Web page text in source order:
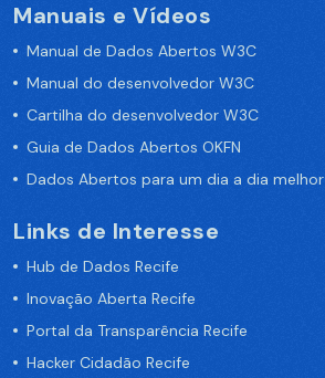
Manuais e Vídeos
Manual de Dados Abertos W3C
Manual do desenvolvedor W3C
Cartilha do desenvolvedor W3C
Guia de Dados Abertos OKFN
Dados Abertos para um dia a dia melhor
Links de Interesse
Hub de Dados Recife
Inovação Aberta Recife
Portal da Transparência Recife
Hacker Cidadão Recife